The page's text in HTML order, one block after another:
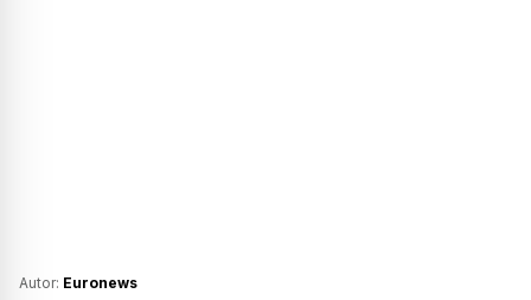
Autor: Euronews